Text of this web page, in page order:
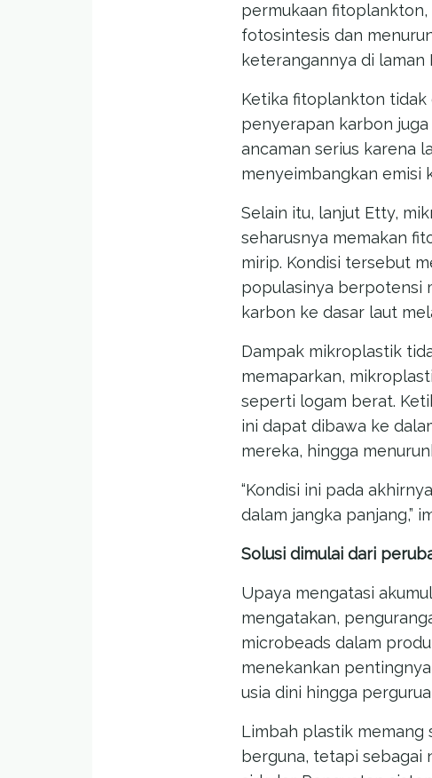
permukaan
fotosintesis dan
keterangannya di laman
Ketika fitoplankton
penyerapan karbon juga
ancaman serius karena
menyeimbangkan emisi
Selain itu, lanjut Etty,
seharusnya memakan
mirip. Kondisi tersebut
populasinya berpotensi
karbon ke dasar laut
Dampak mikroplastik
memaparkan,
seperti logam berat.
ini dapat dibawa ke
mereka, hingga
“Kondisi ini pada
dalam jangka panjang,”
Solusi dimulai dari
Upaya mengatasi
mengatakan,
microbeads dalam
menekankan
usia dini hingga
Limbah plastik memang
berguna, tetapi sebagai